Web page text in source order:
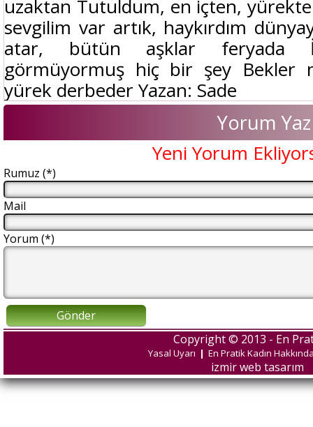
uzaktan Tutuldum, en içten,
sevgilim var artık, haykırdım
atar, bütün aşklar feryada
görmüyormuş hiç bir şey Bekler
yürek derbeder Yazan: Sade
Yorum Yaz
Yeni Yorum
Rumuz (*)
Mail
Yorum (*)
Gönder
Copyright © 2013 - En
Yasal Uyarı | En Pratik Kadın
izmir web tasarım